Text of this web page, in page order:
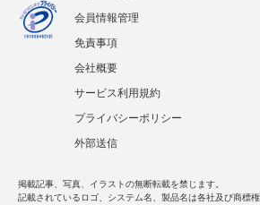
会員情報管理
免責事項
会社概要
サービス利用規約
プライバシーポリシー
外部送信
掲載記事、写真、イラストの無断転載を禁じます。
記載されているロゴ、システム名、製品名は各社及び商標